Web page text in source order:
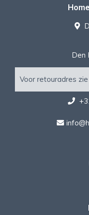
Den
Voor retouradres